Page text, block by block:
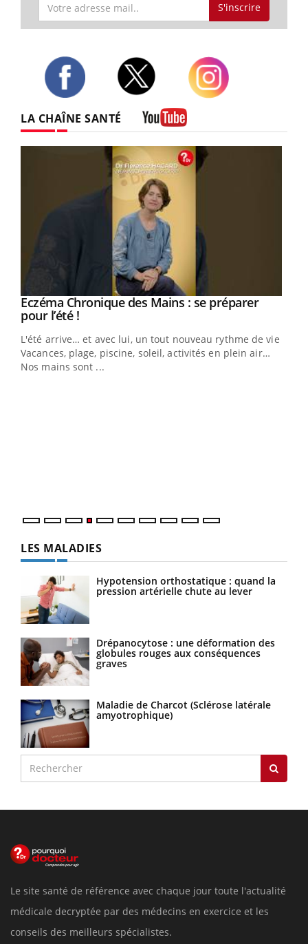
S'inscrire
LA CHAÎNE SANTÉ
Youtube
Eczéma Chronique des Mains : se préparer
pour l’été !Youtube
L'été arrive… et avec lui, un tout nouveau rythme de vie !
Vacances, plage, piscine, soleil, activités en plein air…
Nos mains sont ...
LES MALADIES
Hypotension orthostatique : quand la
pression artérielle chute au lever
Drépanocytose : une déformation des
globules rouges aux conséquences
graves
Maladie de Charcot (Sclérose latérale
amyotrophique)
Le site santé de référence avec chaque jour toute l'actualité
médicale decryptée par des médecins en exercice et les
conseils des meilleurs spécialistes.